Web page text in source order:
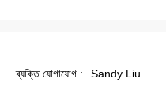
ব্যক্তি যোগাযোগ : Sandy Liu